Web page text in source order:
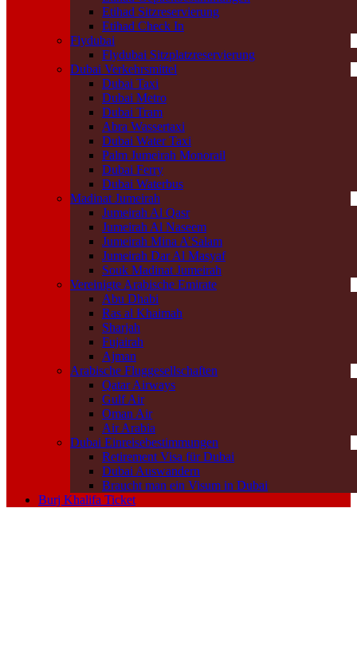
Etihad Sitzreservierung
Etihad Check In
Flydubai
Flydubai Sitzplatzreservierung
Dubai Verkehrsmittel
Dubai Taxi
Dubai Metro
Dubai Tram
Abra Wassertaxi
Dubai Water Taxi
Palm Jumeirah Monorail
Dubai Ferry
Dubai Waterbus
Madinat Jumeirah
Jumeirah Al Qasr
Jumeirah Al Naseem
Jumeirah Mina A’Salam
Jumeirah Dar Al Masyaf
Souk Madinat Jumeirah
Vereinigte Arabische Emirate
Abu Dhabi
Ras al Khaimah
Sharjah
Fujairah
Ajman
Arabische Fluggesellschaften
Qatar Airways
Gulf Air
Oman Air
Air Arabia
Dubai Einreisebestimmungen
Retirement Visa für Dubai
Dubai Auswandern
Braucht man ein Visum in Dubai
Burj Khalifa Ticket